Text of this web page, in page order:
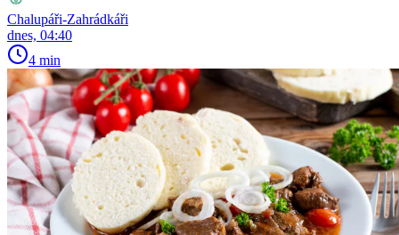
Chalupáři-Zahrádkáři
dnes, 04:40
4 min